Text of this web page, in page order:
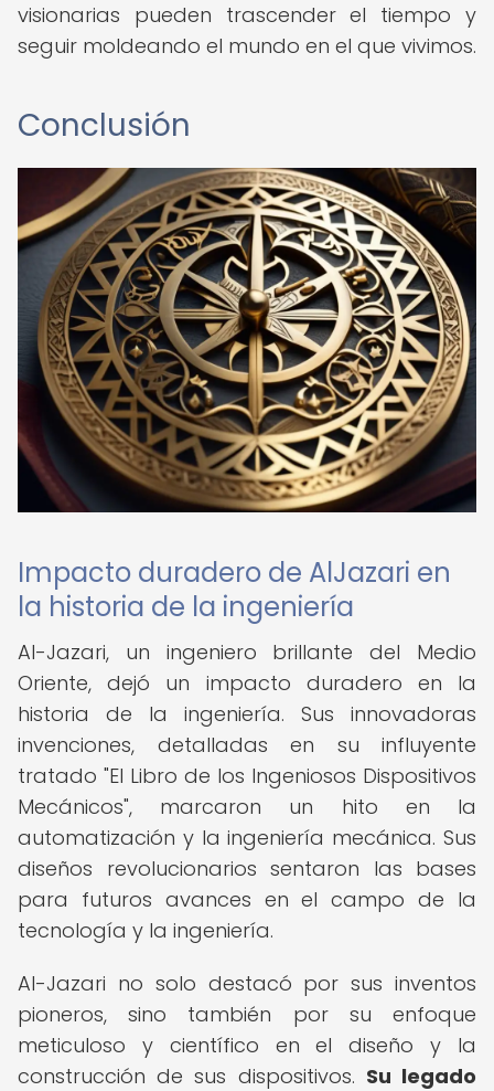
visionarias pueden trascender el tiempo y
seguir moldeando el mundo en el que vivimos.
Conclusión
Impacto duradero de AlJazari en
la historia de la ingeniería
Al-Jazari, un ingeniero brillante del Medio
Oriente, dejó un impacto duradero en la
historia de la ingeniería. Sus innovadoras
invenciones, detalladas en su influyente
tratado "El Libro de los Ingeniosos Dispositivos
Mecánicos", marcaron un hito en la
automatización y la ingeniería mecánica. Sus
diseños revolucionarios sentaron las bases
para futuros avances en el campo de la
tecnología y la ingeniería.
Al-Jazari no solo destacó por sus inventos
pioneros, sino también por su enfoque
meticuloso y científico en el diseño y la
construcción de sus dispositivos. Su legado